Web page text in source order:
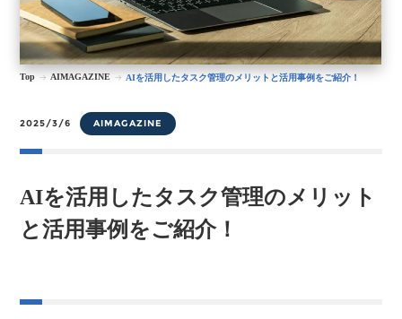
Top AIMAGAZINE AIを活用したタスク管理のメリットと活用事例をご紹介！
2025/3/6 AIMAGAZINE
AIを活用したタスク管理のメリット
と活用事例をご紹介！